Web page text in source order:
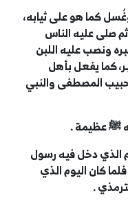
كما هو على ثيابه،
صلى عليه الناس
ونصب عليه اللبن
كما يفعل بأهل
المصطفى والنبي
ﷺعظيمة .
الذي دخل فيه رسول
كان اليوم الذي
.